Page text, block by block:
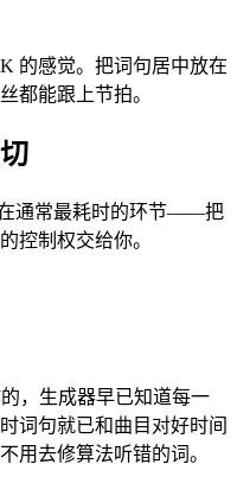
的感觉。把词句居中放在
都能跟上节拍。
在通常最耗时的环节——把
控制权交给你。
，生成器早已知道每一
词句就已和曲目对好时间
去修算法听错的词。